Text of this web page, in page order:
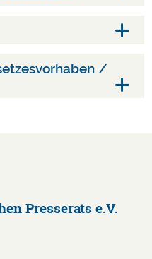
/
Presserats e.V.